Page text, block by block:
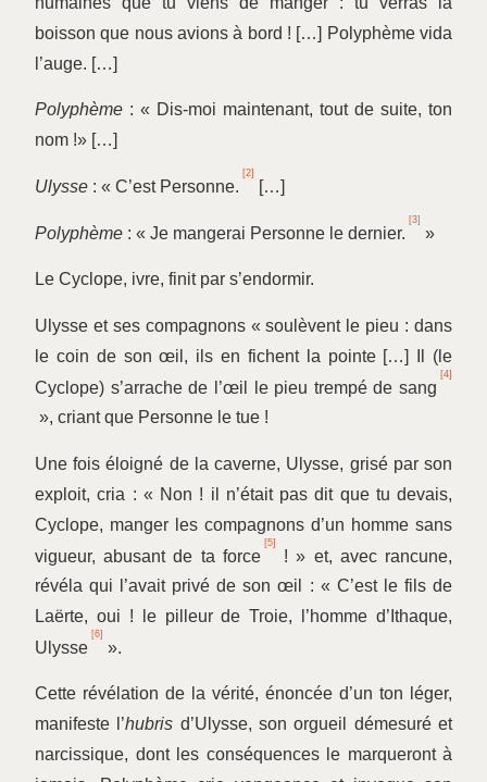
boisson que nous avions à bord ! […] Polyphème vida
l’auge. […]
Polyphème : « Dis-moi maintenant, tout de suite, ton
nom !» […]
Ulysse : « C’est Personne.
[2]
[…]
Polyphème : « Je mangerai Personne le dernier.
[3]
»
Le Cyclope, ivre, finit par s’endormir.
Ulysse et ses compagnons « soulèvent le pieu : dans
le coin de son œil, ils en fichent la pointe […] Il (le
Cyclope) s’arrache de l’œil le pieu trempé de sang
[4]
», criant que Personne le tue !
Une fois éloigné de la caverne, Ulysse, grisé par son
exploit, cria : « Non ! il n’était pas dit que tu devais,
Cyclope, manger les compagnons d’un homme sans
vigueur, abusant de ta force
[5]
! » et, avec rancune,
révéla qui l’avait privé de son œil : « C’est le fils de
Laërte, oui ! le pilleur de Troie, l’homme d’Ithaque,
Ulysse
[6]
».
Cette révélation de la vérité, énoncée d’un ton léger,
manifeste l’hubris d’Ulysse, son orgueil démesuré et
narcissique, dont les conséquences le marqueront à